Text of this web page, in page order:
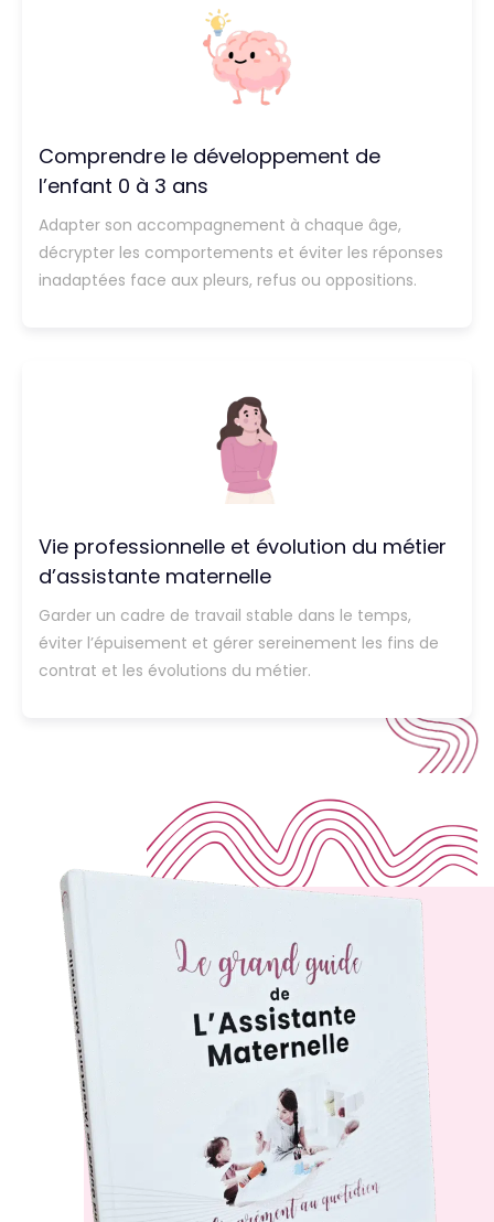
Comprendre le développement de
l’enfant 0 à 3 ans
Adapter son accompagnement à chaque âge,
décrypter les comportements et éviter les réponses
inadaptées face aux pleurs, refus ou oppositions.
Vie professionnelle et évolution du métier
d’assistante maternelle
Garder un cadre de travail stable dans le temps,
éviter l’épuisement et gérer sereinement les fins de
contrat et les évolutions du métier.